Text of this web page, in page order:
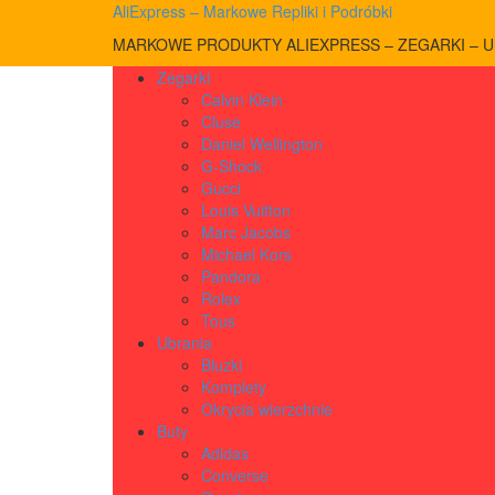
AliExpress – Markowe Repliki i Podróbki
MARKOWE PRODUKTY ALIEXPRESS – ZEGARKI –
Zegarki
Calvin Klein
Cluse
Daniel Wellington
G-Shock
Gucci
Louis Vuitton
Marc Jacobs
Michael Kors
Pandora
Rolex
Tous
Ubrania
Bluzki
Komplety
Okrycia wierzchnie
Buty
Adidas
Converse